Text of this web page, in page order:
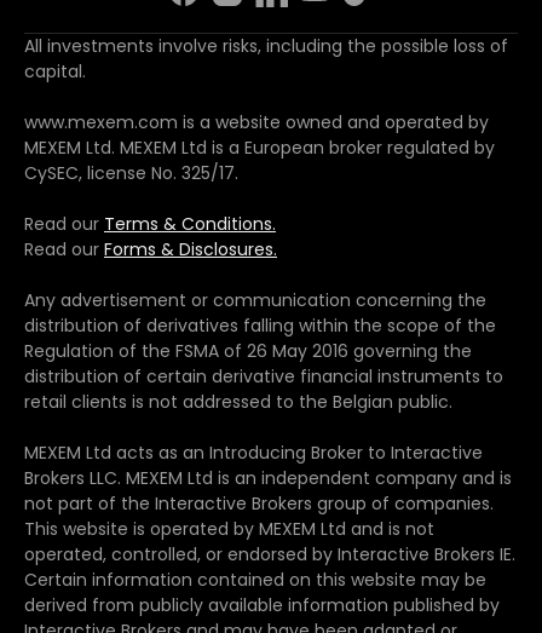
All investments involve risks, including the possible loss of
capital.
www.mexem.com is a website owned and operated by
MEXEM Ltd. MEXEM Ltd is a European broker regulated by
CySEC, license No. 325/17.
Read our Terms & Conditions.
Read our Forms & Disclosures.
Any advertisement or communication concerning the
distribution of derivatives falling within the scope of the
Regulation of the FSMA of 26 May 2016 governing the
distribution of certain derivative financial instruments to
retail clients is not addressed to the Belgian public.
MEXEM Ltd acts as an Introducing Broker to Interactive
Brokers LLC. MEXEM Ltd is an independent company and is
not part of the Interactive Brokers group of companies.
This website is operated by MEXEM Ltd and is not
operated, controlled, or endorsed by Interactive Brokers IE.
Certain information contained on this website may be
derived from publicly available information published by